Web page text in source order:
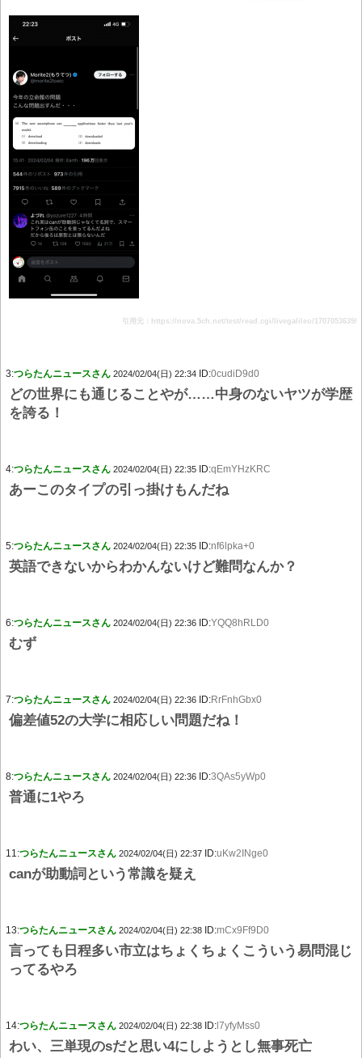
引用元：https://nova.5ch.net/test/read.cgi/livegalileo/1707053639/
3:つらたんニュースさん 2024/02/04(日) 22:34 ID:0cudiD9d0
どの世界にも通じることやが……中身のないヤツが学歴
を誇る！
4:つらたんニュースさん 2024/02/04(日) 22:35 ID:qEmYHzKRC
あーこのタイプの引っ掛けもんだね
5:つらたんニュースさん 2024/02/04(日) 22:35 ID:nf6lpka+0
英語できないからわかんないけど難問なんか？
6:つらたんニュースさん 2024/02/04(日) 22:36 ID:YQQ8hRLD0
むず
7:つらたんニュースさん 2024/02/04(日) 22:36 ID:RrFnhGbx0
偏差値52の大学に相応しい問題だね！
8:つらたんニュースさん 2024/02/04(日) 22:36 ID:3QAs5yWp0
普通に1やろ
11:つらたんニュースさん 2024/02/04(日) 22:37 ID:uKw2INge0
canが助動詞という常識を疑え
13:つらたんニュースさん 2024/02/04(日) 22:38 ID:mCx9Ff9D0
言っても日程多い市立はちょくちょくこういう易問混じ
ってるやろ
14:つらたんニュースさん 2024/02/04(日) 22:38 ID: l7yfyMss0
わい、三単現のsだと思い4にしようとし無事死亡